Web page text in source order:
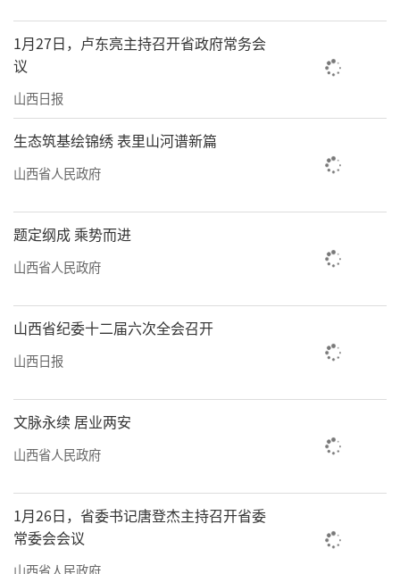
1月27日，卢东亮主持召开省政府常务会
议
山西日报
生态筑基绘锦绣 表里山河谱新篇
山西省人民政府
题定纲成 乘势而进
山西省人民政府
山西省纪委十二届六次全会召开
山西日报
文脉永续 居业两安
山西省人民政府
1月26日，省委书记唐登杰主持召开省委
常委会会议
山西省人民政府